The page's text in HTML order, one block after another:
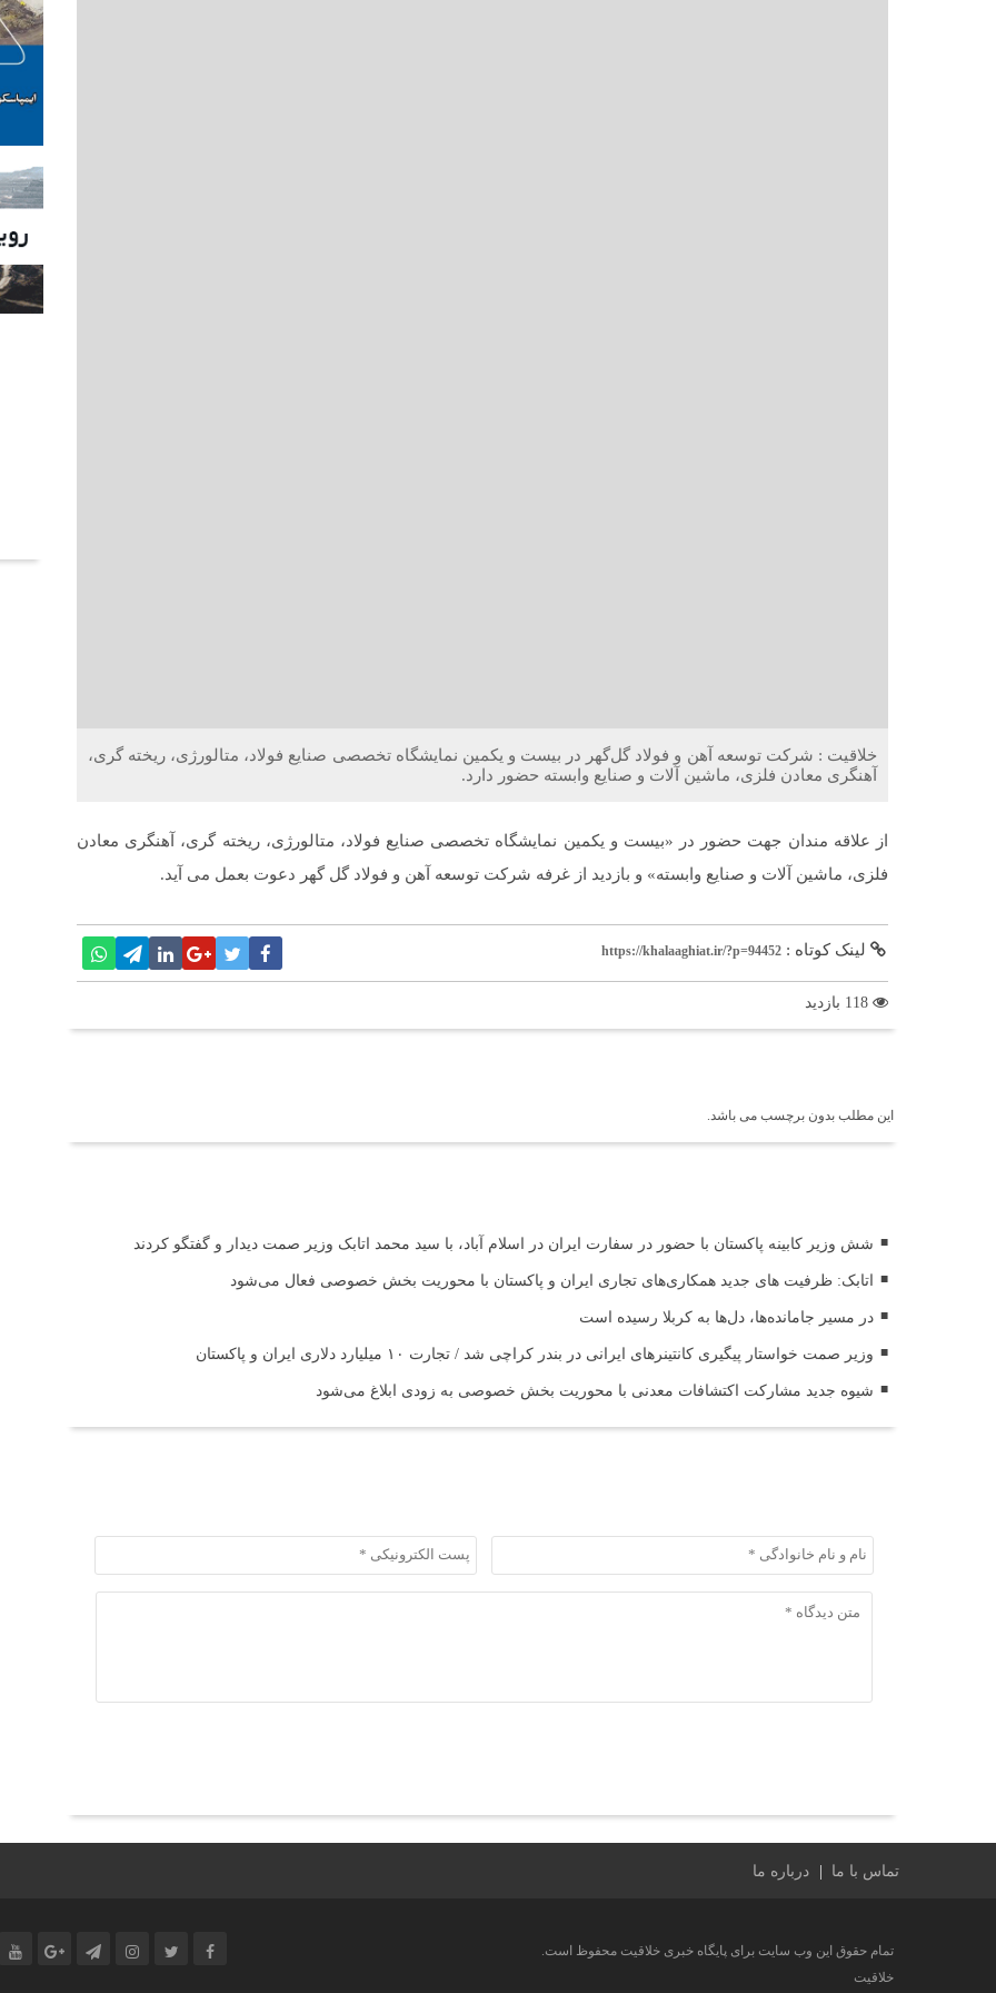
خلاقیت : شرکت توسعه آهن و فولاد گل‌گهر در بیست و یکمین نمایشگاه تخصصی صنایع فولاد، متالورژی، ریخته گری،
آهنگری معادن فلزی، ماشین آلات و صنایع وابسته حضور دارد.
از علاقه مندان جهت حضور در «بیست و یکمین نمایشگاه تخصصی صنایع فولاد، متالورژی، ریخته گری، آهنگری معادن
فلزی، ماشین آلات و صنایع وابسته» و بازدید از غرفه شرکت توسعه آهن و فولاد گل گهر دعوت بعمل می آید.
لینک کوتاه : https://khalaaghiat.ir/?p=94452
این مطلب بدون برچسب می باشد.
شش وزیر کابینه پاکستان با حضور در سفارت ایران در اسلام آباد، با سید محمد اتابک وزیر صمت دیدار و گفتگو کردند
اتابک: ظرفیت های جدید همکاری‌های تجاری ایران و پاکستان با محوریت بخش خصوصی فعال می‌شود
در مسیر جا‌مانده‌ها، دل‌ها به کربلا رسیده است
وزیر صمت خواستار پیگیری کانتینرهای ایرانی در بندر کراچی شد / تجارت ۱۰ میلیارد دلاری ایران و پاکستان
شیوه جدید مشارکت اکتشافات معدنی با محوریت بخش خصوصی به زودی ابلاغ می‌شود
تماس با ما درباره ما
تمام حقوق این وب سایت برای پایگاه خبری خلاقیت محفوظ است.
خلاقیت